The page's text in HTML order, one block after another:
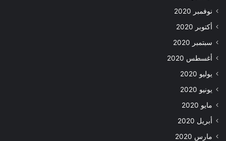
نوفمبر 2020
أكتوبر 2020
سبتمبر 2020
أغسطس 2020
يوليو 2020
يونيو 2020
مايو 2020
أبريل 2020
مارس 2020